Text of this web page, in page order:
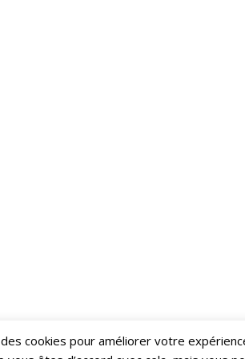
des dernières actualités du Poing !
cookies pour améliorer votre